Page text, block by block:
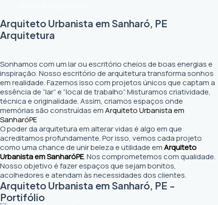
Arquiteto Urbanista em Sanharó, PE
Arquitetura
Sonhamos com um lar ou escritório cheios de boas energias e
inspiração. Nosso escritório de arquitetura transforma sonhos
em realidade. Fazemos isso com projetos únicos que captam a
essência de “lar” e “local de trabalho”. Misturamos criatividade,
técnica e originalidade. Assim, criamos espaços onde
memórias são construídas emArquiteto Urbanista em
SanharóPE
O poder da arquitetura em alterar vidas é algo em que
acreditamos profundamente. Por isso, vemos cada projeto
como uma chance de unir beleza e utilidade emArquiteto
Urbanista em SanharóPE. Nos comprometemos com qualidade.
Nosso objetivo é fazer espaços que sejam bonitos,
acolhedores e atendam às necessidades dos clientes.
Arquiteto Urbanista em Sanharó, PE -
Portifólio